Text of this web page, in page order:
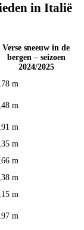
in Italië
Verse sneeuw in de
bergen – seizoen
2024/2025
m
m
m
m
m
m
m
m